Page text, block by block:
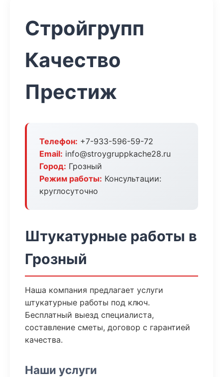
Стройгрупп
Качество
Престиж
Телефон: +7-933-596-59-72
Email: info@stroygruppkache28.ru
Город: Грозный
Режим работы: Консультации:
круглосуточно
Штукатурные работы в
Грозный
Наша компания предлагает услуги
штукатурные работы под ключ.
Бесплатный выезд специалиста,
составление сметы, договор с гарантией
качества.
Наши услуги